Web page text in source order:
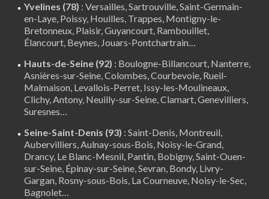
Yvelines (78) : Versailles,Sartrouville,Saint-Germain-
en-Laye, Poissy, Houilles, Trappes, Montigny-le-
Bretonneux, Plaisir,Guyancourt, Rambouillet,
Élancourt, Beynes, Jouars-Pontchartrain…
Hauts-de-Seine (92) : Boulogne-Billancourt, Nanterre,
Asnières-sur-Seine, Colombes, Courbevoie, Rueil-
Malmaison, Levallois-Perret, Issy-les-Moulineaux,
Clichy, Antony, Neuilly-sur-Seine,Clamart, Genevilliers,
Suresnes…
Seine-Saint-Denis (93) : Saint-Denis, Montreuil,
Aubervilliers, Aulnay-sous-Bois, Noisy-le-Grand,
Drancy, Le Blanc-Mesnil, Pantin, Bobigny, Saint-Ouen-
sur-Seine, Épinay-sur-Seine, Sevran, Bondy, Livry-
Gargan, Rosny-sous-Bois, La Courneuve, Noisy-le-Sec,
Bagnolet…